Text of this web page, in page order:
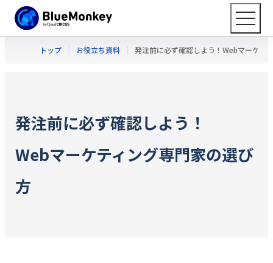
トップ お役立ち資料 発注前に必ず確認しよう！Webマーケテ
発注前に必ず確認しよう！
Webマーケティング専門家の選び
方